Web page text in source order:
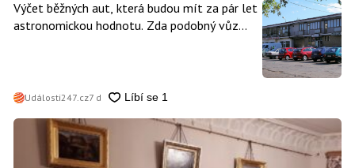
Výčet běžných aut, která budou mít za pár let
astronomickou hodnotu. Zda podobný vůz
Události247.cz7 d